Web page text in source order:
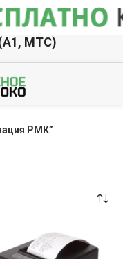
МТС)
РМК”